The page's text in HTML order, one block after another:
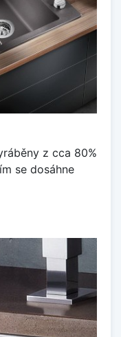
z cca 80%
se dosáhne